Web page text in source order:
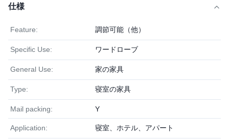
仕様
Feature: 調節可能（他）
Specific Use: ワードローブ
General Use: 家の家具
Type: 寝室の家具
Mail packing: Y
Application: 寝室、ホテル、アパート